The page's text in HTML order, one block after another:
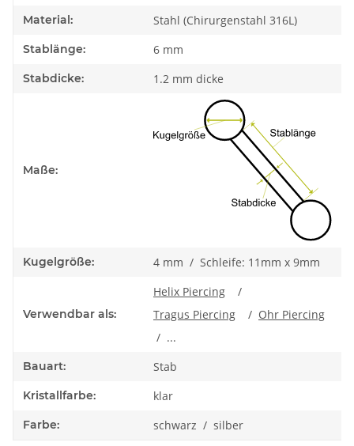
Material: Stahl (Chirurgenstahl 316L)
Stablänge: 6 mm
Stabdicke: 1.2 mm dicke
Maße:
Kugelgröße: 4 mm / Schleife: 11mm x 9mm
Verwendbar als:
Helix Piercing
/
Tragus Piercing
/ Ohr Piercing
/ ...
Bauart: Stab
Kristallfarbe: klar
Farbe: schwarz / silber